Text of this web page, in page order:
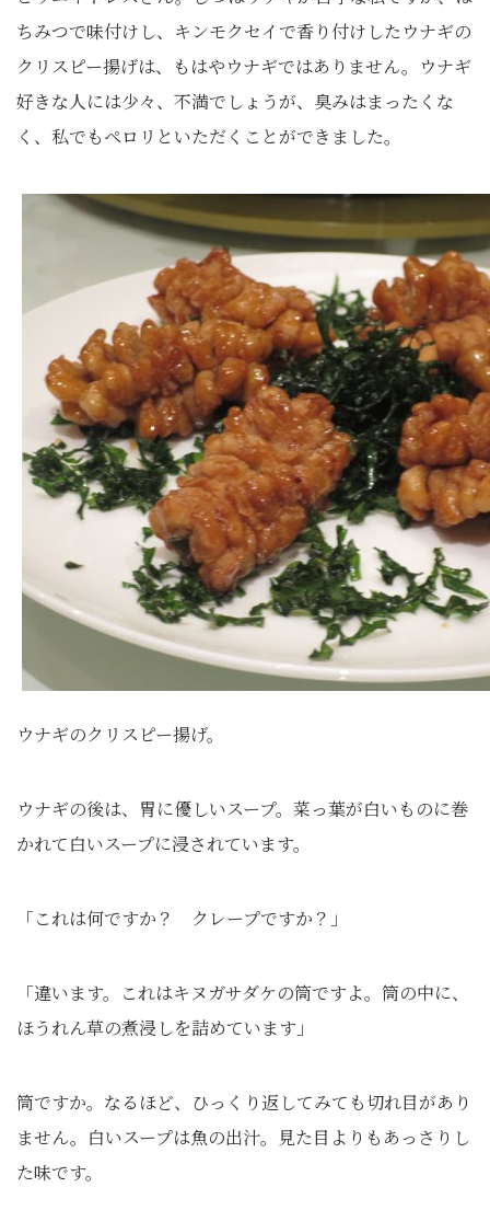
ちみつで味付けし、キンモクセイで香り付けしたウナギの
クリスピー揚げは、もはやウナギではありません。ウナギ
好きな人には少々、不満でしょうが、臭みはまったくな
く、私でもペロリといただくことができました。
ウナギのクリスピー揚げ。
ウナギの後は、胃に優しいスープ。菜っ葉が白いものに巻
かれて白いスープに浸されています。
「これは何ですか？ クレープですか？」
「違います。これはキヌガサダケの筒ですよ。筒の中に、
ほうれん草の煮浸しを詰めています」
筒ですか。なるほど、ひっくり返してみても切れ目があり
ません。白いスープは魚の出汁。見た目よりもあっさりし
た味です。